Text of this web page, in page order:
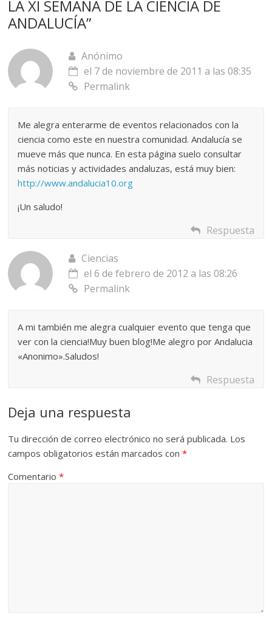
LA XI SEMANA DE LA CIENCIA DE
ANDALUCÍA”
Anónimo
el 7 de noviembre de 2011 a las 08:35
Permalink
Me alegra enterarme de eventos relacionados con la
ciencia como este en nuestra comunidad. Andalucía se
mueve más que nunca. En esta página suelo consultar
más noticias y actividades andaluzas, está muy bien:
http://www.andalucia10.org
¡Un saludo!
Respuesta
Ciencias
el 6 de febrero de 2012 a las 08:26
Permalink
A mi también me alegra cualquier evento que tenga que
ver con la ciencia!Muy buen blog!Me alegro por Andalucia
«Anonimo».Saludos!
Respuesta
Deja una respuesta
Tu dirección de correo electrónico no será publicada. Los
campos obligatorios están marcados con*
Comentario*